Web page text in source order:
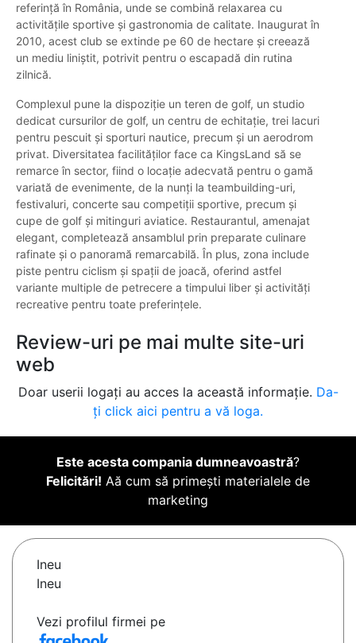
referință în România, unde se combină relaxarea cu
activitățile sportive și gastronomia de calitate. Inaugurat în
2010, acest club se extinde pe 60 de hectare și creează
un mediu liniștit, potrivit pentru o escapadă din rutina
zilnică.
Complexul pune la dispoziție un teren de golf, un studio
dedicat cursurilor de golf, un centru de echitație, trei lacuri
pentru pescuit și sporturi nautice, precum și un aerodrom
privat. Diversitatea facilităților face ca KingsLand să se
remarce în sector, fiind o locație adecvată pentru o gamă
variată de evenimente, de la nunți la teambuilding-uri,
festivaluri, concerte sau competiții sportive, precum și
cupe de golf și mitinguri aviatice. Restaurantul, amenajat
elegant, completează ansamblul prin preparate culinare
rafinate și o panoramă remarcabilă. În plus, zona include
piste pentru ciclism și spații de joacă, oferind astfel
variante multiple de petrecere a timpului liber și activități
recreative pentru toate preferințele.
Review-uri pe mai multe site-uri
web
Doar userii logați au acces la această informație. Da-
ți click aici pentru a vă loga.
Este acesta compania dumneavoastră?
Felicitări! Aă cum să primești materialele de
marketing
Ineu
Ineu
Vezi profilul firmei pe